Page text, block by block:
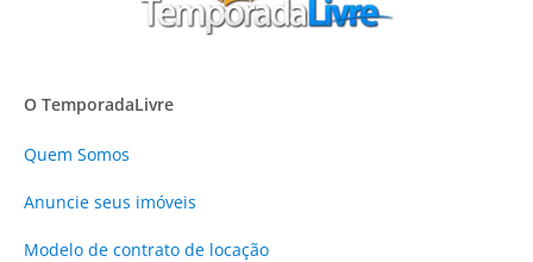
O TemporadaLivre
Quem Somos
Anuncie seus imóveis
Modelo de contrato de locação